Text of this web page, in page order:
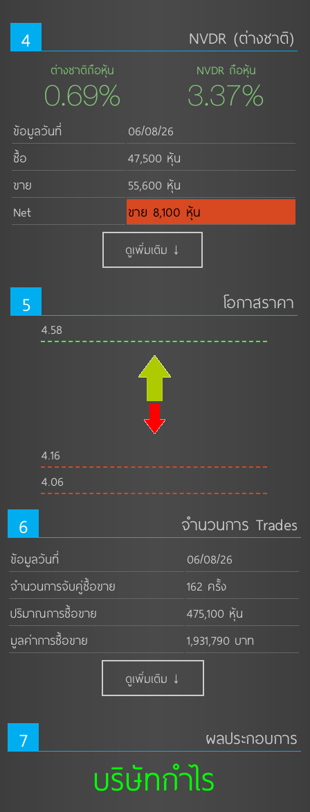
4 NVDR (ต่างชาติ)
ต่างชาติถือหุ้น
0.69%
NVDR ถือหุ้น
3.37%
ข้อมูลวันที่
06/08/26
ซื้อ
47,500 หุ้น
ขาย
55,600 หุ้น
Net
ขาย 8,100 หุ้น
ดูเพิ่มเติม ↓
5 โอกาสราคา
4.58
4.16
4.06
6 จำนวนการ Trades
ข้อมูลวันที่
06/08/26
จำนวนการจับคู่ซื้อขาย
162 ครั้ง
ปริมาณการซื้อขาย
475,100 หุ้น
มูลค่าการซื้อขาย
1,931,790 บาท
ดูเพิ่มเติม ↓
7 ผลประกอบการ
บริษัทกำไร